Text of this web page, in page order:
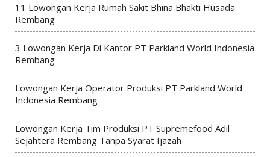
11 Lowongan Kerja Rumah Sakit Bhina Bhakti Husada
Rembang
3 Lowongan Kerja Di Kantor PT Parkland World Indonesia
Rembang
Lowongan Kerja Operator Produksi PT Parkland World
Indonesia Rembang
Lowongan Kerja Tim Produksi PT Supremefood Adil
Sejahtera Rembang Tanpa Syarat Ijazah